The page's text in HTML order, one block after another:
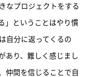
なプロジェクトをする
」ということはやり慣
自分に返ってくるの
あり、難しく感じまし
仲間を信じることで自